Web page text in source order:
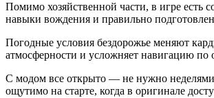
Помимо хозяйственной части, в игре
навыки вождения и правильно
Погодные условия бездорожье меняют
атмосферности и усложняет навигацию по
С модом все открыто — не нужно
ощутимо на старте, когда в оригинале